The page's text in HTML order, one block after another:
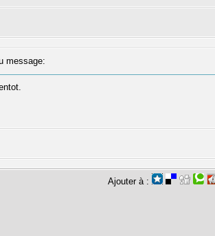
message:
Ajouter à :